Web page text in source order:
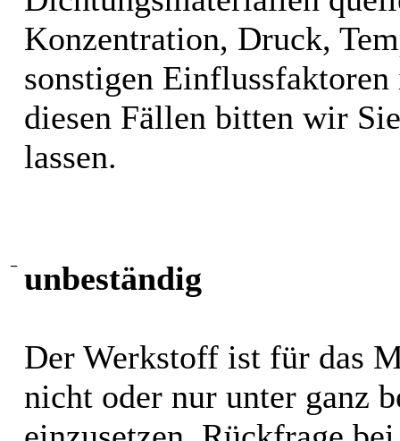
Konzentration, Druck,
sonstigen
diesen Fällen bitten wir
lassen.
− unbeständig
Der Werkstoff ist für das
nicht oder nur unter ganz